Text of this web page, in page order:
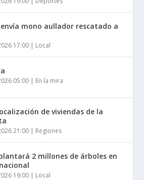
envía mono aullador rescatado a
17:00 | Local
05:00 | En la mira
de viviendas de la
21:00 | Regiones
2 millones de árboles en
19:00 | Local